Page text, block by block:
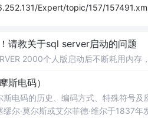
Expert/topic/157/
！请教关于sql server启动的问题
2000个人版启动后不断耗用内存
斯电码）
斯电码的历史、编码方式、特殊符号
尔·莫尔斯或艾尔菲德·维尔于1837